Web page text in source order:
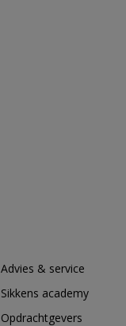
Advies & service
Sikkens academy
Opdrachtgevers